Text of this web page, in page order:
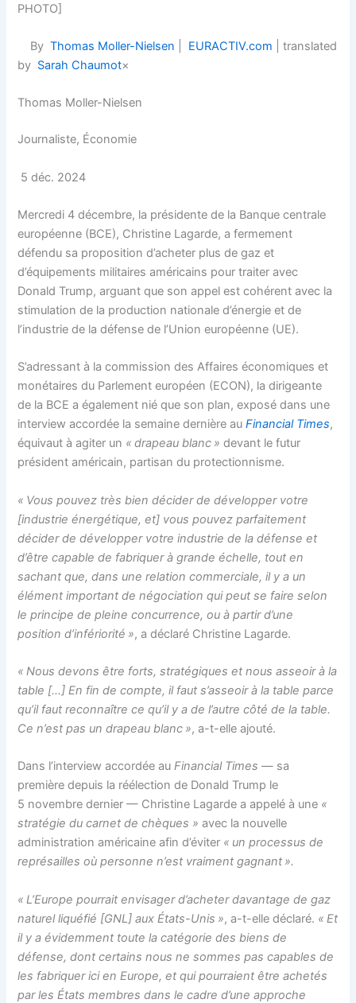
PHOTO]
ByThomas Moller-Nielsen EURACTIV.com | translated
by Sarah Chaumot×
Thomas Moller-Nielsen
Journaliste, Économie
5 déc. 2024
Mercredi 4 décembre, la présidente de la Banque centrale
européenne (BCE), Christine Lagarde, a fermement
défendu sa proposition d’acheter plus de gaz et
d’équipements militaires américains pour traiter avec
Donald Trump, arguant que son appel est cohérent avec la
stimulation de la production nationale d’énergie et de
l’industrie de la défense de l’Union européenne (UE).
S’adressant à la commission des Affaires économiques et
monétaires du Parlement européen (ECON), la dirigeante
de la BCE a également nié que son plan, exposé dans une
interview accordée la semaine dernière auFinancial Times,
équivaut à agiter un « drapeau blanc » devant le futur
président américain, partisan du protectionnisme.
« Vous pouvez très bien décider de développer votre
[industrie énergétique, et] vous pouvez parfaitement
décider de développer votre industrie de la défense et
d’être capable de fabriquer à grande échelle, tout en
sachant que, dans une relation commerciale, il y a un
élément important de négociation qui peut se faire selon
le principe de pleine concurrence, ou à partir d’une
position d’infériorité », a déclaré Christine Lagarde.
« Nous devons être forts, stratégiques et nous asseoir à la
table […] En fin de compte, il faut s’asseoir à la table parce
qu’il faut reconnaître ce qu’il y a de l’autre côté de la table.
Ce n’est pas un drapeau blanc », a-t-elle ajouté.
Dans l’interview accordée auFinancial Times — sa
première depuis la réélection de Donald Trump le
5 novembre dernier — Christine Lagarde a appelé à une «
stratégie du carnet de chèques » avec la nouvelle
administration américaine afin d’éviter « un processus de
représailles où personne n’est vraiment gagnant ».
« L’Europe pourrait envisager d’acheter davantage de gaz
naturel liquéfié [GNL] aux États-Unis », a-t-elle déclaré. « Et
il y a évidemment toute la catégorie des biens de
défense, dont certains nous ne sommes pas capables de
les fabriquer ici en Europe, et qui pourraient être achetés
par les États membres dans le cadre d’une approche